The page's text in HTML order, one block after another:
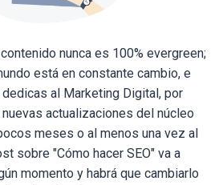
nunca es 100% evergreen;
está en constante cambio, e
al Marketing Digital, por
actualizaciones del núcleo
meses o al menos una vez al
sobre "Cómo hacer SEO" va a
momento y habrá que cambiarlo